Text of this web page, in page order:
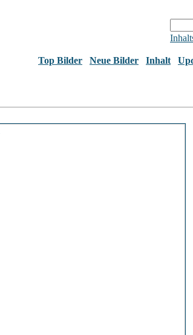
Top Bilder Neue Bilder Inhalt